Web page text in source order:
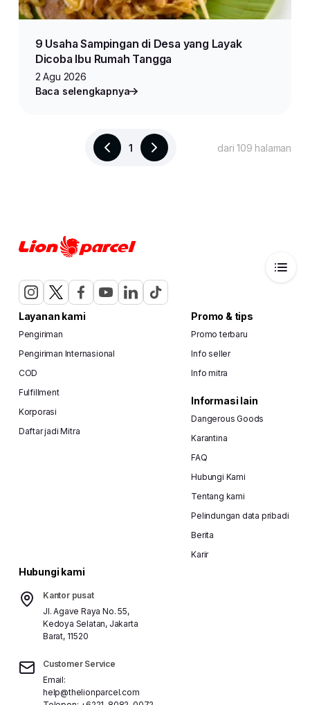
9 Usaha Sampingan di Desa yang Layak
Dicoba Ibu Rumah Tangga
2 Agu 2026
Baca selengkapnya
1 dari 109 halaman
Layanan kami
Pengiriman
Pengiriman Internasional
COD
Fulfillment
Korporasi
Daftar jadi Mitra
Promo & tips
Promo terbaru
Info seller
Info mitra
Informasi lain
Dangerous Goods
Karantina
FAQ
Hubungi Kami
Tentang kami
Pelindungan data pribadi
Berita
Karir
Hubungi kami
Kantor pusat
Jl. Agave Raya No. 55,
Kedoya Selatan, Jakarta
Barat, 11520
Customer Service
Email:
help@thelionparcel.com